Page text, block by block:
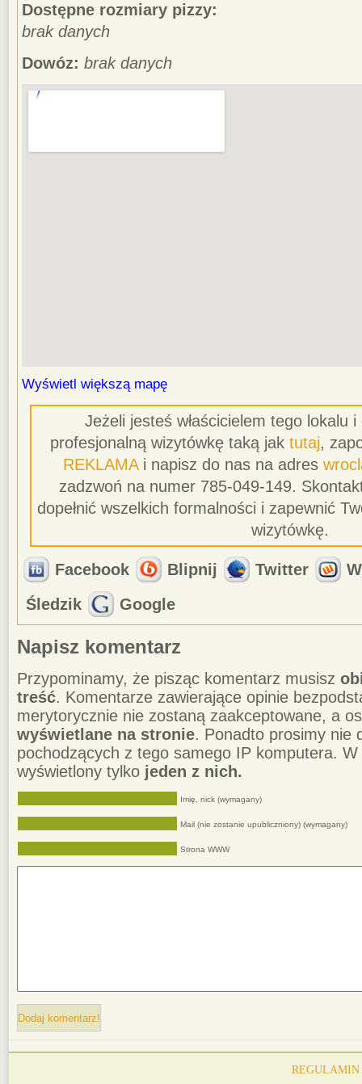
Dostępne rozmiary pizzy:
brak danych
Dowóz: brak danych
Wyświetl większą mapę
Jeżeli jesteś właścicielem tego lokalu i
profesjonalną wizytówkę taką jak tutaj,
REKLAMAi napisz do nas na adres
zadzwoń na numer 785-049-149.
dopełnić wszelkich formalności i zapewnić
wizytówkę.
Facebook Blipnij Twitter
Śledzik
Google
Napisz komentarz
Przypominamy, że pisząc komentarz musisz
treść. Komentarze zawierające opinie
merytorycznie nie zostaną zaakceptowane, a
wyświetlane na stronie. Ponadto prosimy nie
pochodzących z tego samego IP komputera.
wyświetlony tylko jeden z nich.
Imię, nick (wymagany)
Mail (nie zostanie upubliczniony) (wymagany)
Strona WWW
REGULAMIN